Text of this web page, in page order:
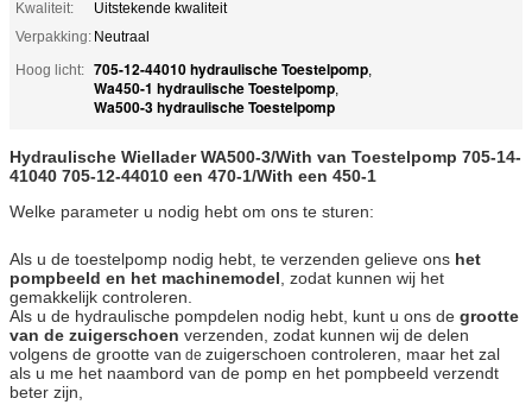
Kwaliteit:
Uitstekende kwaliteit
Verpakking: Neutraal
Hoog licht: 705-12-44010 hydraulische Toestelpomp,
Wa450-1 hydraulische Toestelpomp,
Wa500-3 hydraulische Toestelpomp
Hydraulische Wiellader WA500-3/With van Toestelpomp 705-14-
41040 705-12-44010 een 470-1/With een 450-1
Welke parameter u nodig hebt om ons te sturen:
Als u de toestelpomp nodig hebt, te verzenden gelieve ons het
pompbeeld en het machinemodel , zodat kunnen wij het
gemakkelijk controleren.
Als u de hydraulische pompdelen nodig hebt, kunt u ons de grootte
van de zuigerschoen verzenden, zodat kunnen wij de delen
volgens de grootte van de zuigerschoen controleren, maar het zal
als u me het naambord van de pomp en het pompbeeld verzendt
beter zijn,